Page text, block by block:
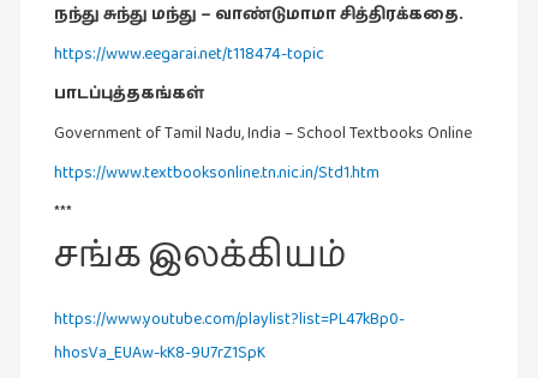
காமிக்ஸ்
காலைக்
குறிப்புகள்
குறுங்கதை
குறும்படம்
நந்து சுந்து மந்து – வாண்டுமாமா சித்திரக்கதை.
https://www.eegarai.net/t118474-topic
பாடப்புத்தகங்கள்
Government of Tamil Nadu, India – School Textbooks Online
https://www.textbooksonline.tn.nic.in/Std1.htm
***
சங்க இலக்கியம்
https://www.youtube.com/playlist?list=PL47kBp0-
hhosVa_EUAw-kK8-9U7rZ1SpK